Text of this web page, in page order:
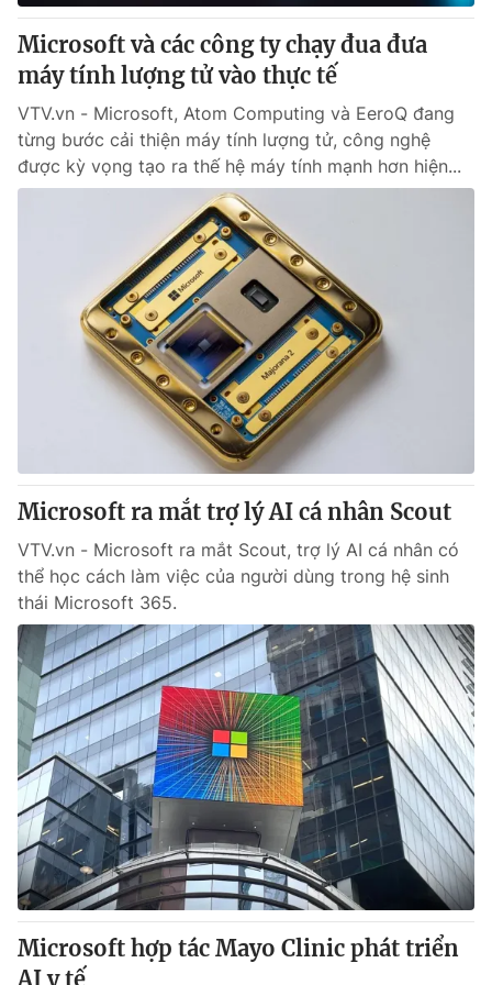
® Cấm sao chép dưới mọi hình thức nếu không có sự chấp
thuận bằng văn bản. Ghi rõ nguồn VTV.vn khi phát hành lại
thông tin từ website này.
Microsoft và các công ty chạy đua đưa
máy tính lượng tử vào thực tế
VTV.vn - Microsoft, Atom Computing và EeroQ đang
từng bước cải thiện máy tính lượng tử, công nghệ
được kỳ vọng tạo ra thế hệ máy tính mạnh hơn hiện...
Microsoft ra mắt trợ lý AI cá nhân Scout
VTV.vn - Microsoft ra mắt Scout, trợ lý AI cá nhân có
thể học cách làm việc của người dùng trong hệ sinh
thái Microsoft 365.
Microsoft hợp tác Mayo Clinic phát triển
AI y tế